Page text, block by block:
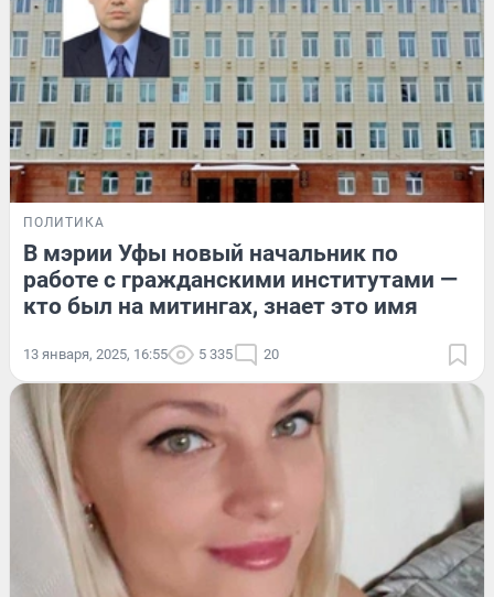
ПОЛИТИКА
В мэрии Уфы новый начальник по
работе с гражданскими институтами —
кто был на митингах, знает это имя
13 января, 2025, 16:55 5 335 20